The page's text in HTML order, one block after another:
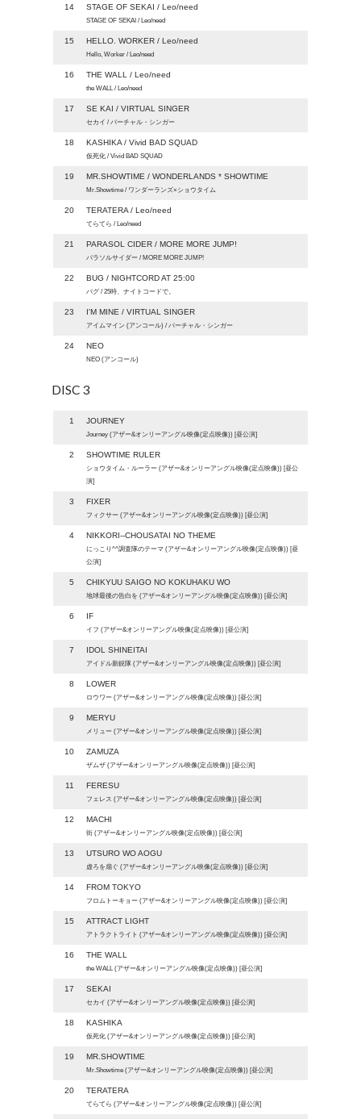
14 STAGE OF SEKAI / Leo/need
STAGE OF SEKAI / Leo/need
15 HELLO. WORKER / Leo/need
Hello, Worker / Leo/need
16 THE WALL / Leo/need
the WALL / Leo/need
17 SE KAI / VIRTUAL SINGER
セカイ / バーチャル・シンガー
18 KASHIKA / Vivid BAD SQUAD
仮死化 / Vivid BAD SQUAD
19 MR.SHOWTIME / WONDERLANDS * SHOWTIME
Mr.Showtime / ワンダーランズ×ショウタイム
20 TERATERA / Leo/need
てらてら / Leo/need
21 PARASOL CIDER / MORE MORE JUMP!
パラソルサイダー / MORE MORE JUMP!
22 BUG / NIGHTCORD AT 25:00
バグ / 25時、ナイトコードで。
23 I'M MINE / VIRTUAL SINGER
アイムマイン (アンコール) / バーチャル・シンガー
24 NEO
NEO (アンコール)
DISC 3
1 JOURNEY
Journey (アザー&オンリーアングル映像(定点映像)) [昼公演]
2 SHOWTIME RULER
ショウタイム・ルーラー (アザー&オンリーアングル映像(定点映像)) [昼公
演]
3 FIXER
フィクサー (アザー&オンリーアングル映像(定点映像)) [昼公演]
4 NIKKORI--CHOUSATAI NO THEME
にっこり^^調査隊のテーマ (アザー&オンリーアングル映像(定点映像)) [昼
公演]
5 CHIKYUU SAIGO NO KOKUHAKU WO
地球最後の告白を (アザー&オンリーアングル映像(定点映像)) [昼公演]
6 IF
イフ (アザー&オンリーアングル映像(定点映像)) [昼公演]
7 IDOL SHINEITAI
アイドル新鋭隊 (アザー&オンリーアングル映像(定点映像)) [昼公演]
8 LOWER
ロウワー (アザー&オンリーアングル映像(定点映像)) [昼公演]
9 MERYU
メリュー (アザー&オンリーアングル映像(定点映像)) [昼公演]
10 ZAMUZA
ザムザ (アザー&オンリーアングル映像(定点映像)) [昼公演]
11 FERESU
フェレス (アザー&オンリーアングル映像(定点映像)) [昼公演]
12 MACHI
街 (アザー&オンリーアングル映像(定点映像)) [昼公演]
13 UTSURO WO AOGU
虚ろを扇ぐ (アザー&オンリーアングル映像(定点映像)) [昼公演]
14 FROM TOKYO
フロムトーキョー (アザー&オンリーアングル映像(定点映像)) [昼公演]
15 ATTRACT LIGHT
アトラクトライト (アザー&オンリーアングル映像(定点映像)) [昼公演]
16 THE WALL
the WALL (アザー&オンリーアングル映像(定点映像)) [昼公演]
17 SEKAI
セカイ (アザー&オンリーアングル映像(定点映像)) [昼公演]
18 KASHIKA
仮死化 (アザー&オンリーアングル映像(定点映像)) [昼公演]
19 MR.SHOWTIME
Mr.Showtime (アザー&オンリーアングル映像(定点映像)) [昼公演]
20 TERATERA
てらてら (アザー&オンリーアングル映像(定点映像)) [昼公演]